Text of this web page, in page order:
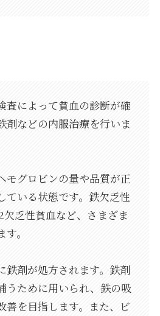
査によって貧血の診断が確
剤などの内服治療を行いま
モグロビンの量や品質が正
ている状態です。鉄欠乏性
乏性貧血など、さまざま
。
鉄剤が処方されます。鉄剤
うために用いられ、鉄の吸
善を目指します。また、ビ